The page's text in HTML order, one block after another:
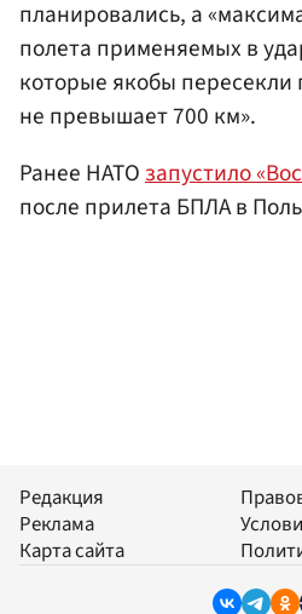
планировались, а
полета применяемых в
которые якобы пересекли
не превышает 700 км».
Ранее НАТОзапустило
после прилета БПЛА в
Редакция
Реклама
Карта сайта